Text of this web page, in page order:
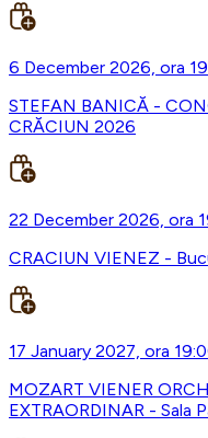
6 December 2026, ora
STEFAN BANICĂ -
CRĂCIUN 2026
22 December 2026, ora
CRACIUN VIENEZ -
17 January 2027, ora
MOZART VIENER
EXTRAORDINAR - Sala